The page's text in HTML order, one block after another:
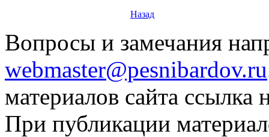
Назад
Вопросы и замечания
webmaster@pesnibardov.ru
материалов сайта ссылка
При публикации